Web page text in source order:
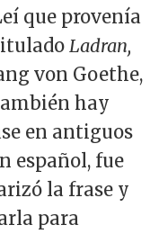
que provenía
Ladran,
von Goethe,
hay
en antiguos
español, fue
la frase y
para